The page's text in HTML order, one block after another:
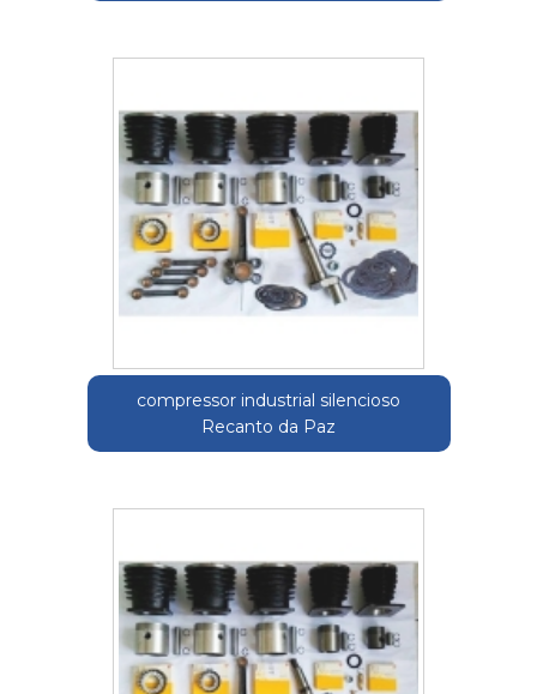
compressor industrial silencioso
Recanto da Paz